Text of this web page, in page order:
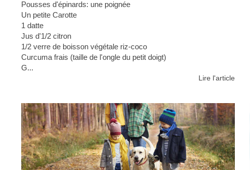
Pousses d'épinards: une poignée
Un petite Carotte
1 datte
Jus d'1/2 citron
1/2 verre de boisson végétale riz-coco
Curcuma frais (taille de l'ongle du petit doigt)
G...
Lire l'article